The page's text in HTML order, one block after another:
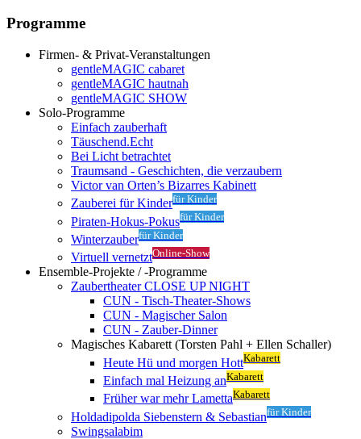
Programme
Firmen- & Privat-Veranstaltungen
gentleMAGIC cabaret
gentleMAGIC hautnah
gentleMAGIC SHOW
Solo-Programme
Einfach zauberhaft
Täuschend.Echt
Bei Licht betrachtet
Traumsand - Geschichten, die verzaubern
Victor van Orten’s Bizarres Kabinett
Zauberei für Kinderfür Kinder
Piraten-Hokus-Pokusfür Kinder
Winterzauberfür Kinder
Virtuell vernetztOnline-Show
Ensemble-Projekte / -Programme
Zaubertheater CLOSE UP NIGHT
CUN - Tisch-Theater-Shows
CUN - Magischer Salon
CUN - Zauber-Dinner
Magisches Kabarett (Torsten Pahl + Ellen Schaller)
Heute Hü und morgen HottKabarett
Einfach mal Heizung anKabarett
Früher war mehr LamettaKabarett
Holdadipolda Siebenstern & Sebastianfür Kinder
Swingsalabim